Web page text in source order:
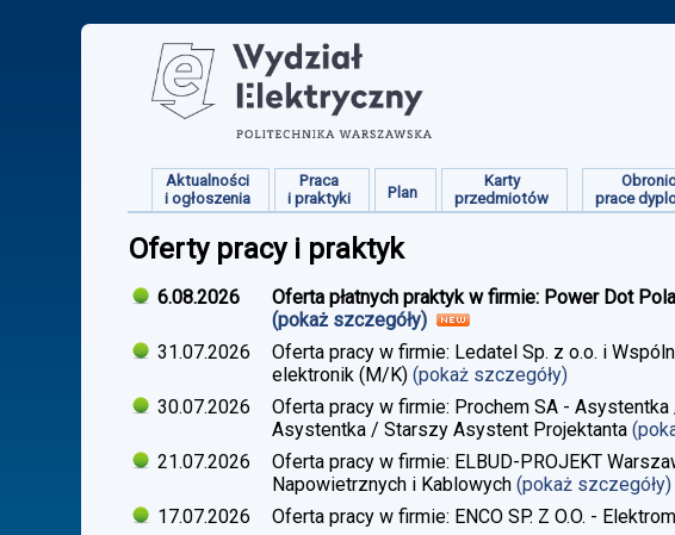
Aktualności
i ogłoszenia
Praca
i praktyki
Plan
Karty
przedmiotów
prace
Oferty pracy i praktyk
6.08.2026
Oferta płatnych praktyk w firmie: Power Dot
(pokaż szczegóły)
31.07.2026
Oferta pracy w firmie: Ledatel Sp. z o.o. i
elektronik (M/K) (pokaż szczegóły)
30.07.2026
Oferta pracy w firmie: Prochem SA -
Asystentka / Starszy Asystent Projektanta
21.07.2026
Oferta pracy w firmie: ELBUD-PROJEKT
Napowietrznych i Kablowych (pokaż szczegóły)
17.07.2026
Oferta pracy w firmie: ENCO SP. Z O.O. -